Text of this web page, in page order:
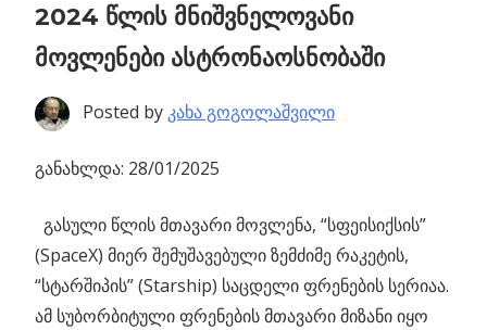
2024 წლის მნიშვნელოვანი
მოვლენები ასტრონაოსნობაში
Posted by კახა გოგოლაშვილი
განახლდა: 28/01/2025
გასული წლის მთავარი მოვლენა, “სფეისიქსის”
(SpaceX) მიერ შემუშავებული ზემძიმე რაკეტის,
“სტარშიპის” (Starship) საცდელი ფრენების სერიაა.
ამ სუბორბიტული ფრენების მთავარი მიზანი იყო